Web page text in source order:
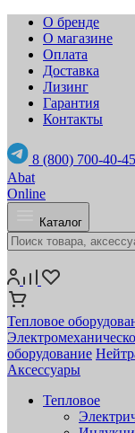
О бренде
О магазине
Оплата
Доставка
Лизинг
Гарантия
Контакты
8 (800) 700-40-45
Abat
Online
Каталог
Тепловое
оборудование
Аксессуары
Тепловое